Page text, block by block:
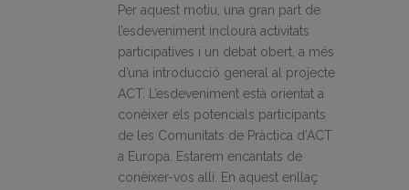
Per aquest motiu, una gran part de
l’esdeveniment inclourà activitats
participatives i un debat obert, a més
d’una introducció general al projecte
ACT. L’esdeveniment està orientat a
conèixer els potencials participants
de les Comunitats de Pràctica d’ACT
a Europa. Estarem encantats de
conèixer-vos allí. En aquest enllaç